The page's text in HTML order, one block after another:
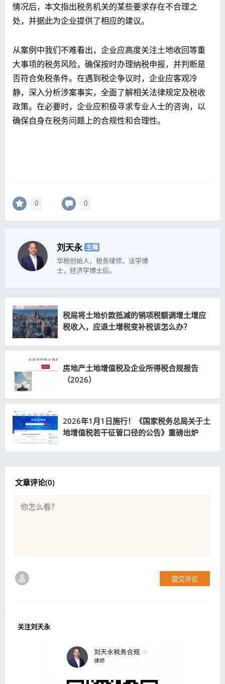
情况后，本文指出税务机关的某些要求存在不合理之
处，并据此为企业提供了相应的建议。
从案例中我们不难看出，企业应高度关注土地收回等重
大事项的税务风险，确保按时办理纳税申报，并判断是
否符合免税条件。在遇到税企争议时，企业应客观冷
静，深入分析涉案事实，全面了解相关法律规定及税收
政策。在必要时，企业应积极寻求专业人士的咨询，以
确保自身在税务问题上的合规性和合理性。
0 0
刘天永 主编
华税创始人，税务律师，法学博
士，经济学博士后。
税局将土地价款抵减的销项税额调增土增应
税收入，应退土增税变补税该怎么办？
房地产土地增值税及企业所得税合规报告
（2026）
2026年1月1日施行！《国家税务总局关于土
地增值税若干征管口径的公告》重磅出炉
文章评论(0)
提交评论
关注刘天永